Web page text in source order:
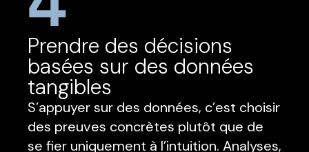
Prendre des décisions
basées sur des données
tangibles
S’appuyer sur des données, c’est choisir
des preuves concrètes plutôt que de
se fier uniquement à l’intuition. Analyses,